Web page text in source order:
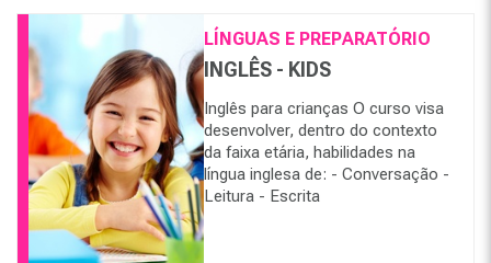
LÍNGUAS E PREPARATÓRIO
INGLÊS - KIDS
Inglês para crianças O curso visa
desenvolver, dentro do contexto
da faixa etária, habilidades na
língua inglesa de: - Conversação -
Leitura - Escrita